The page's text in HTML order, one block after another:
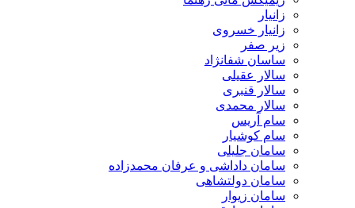
زانیار
زانیار خسروی
زیر صفر
ساسان شفانژاد
سالار عقیلی
سالار قنبری
سالار محمدی
سام آریس
سام کوشیار
سامان جلیلی
سامان داداشی و عرفان محمدزاده
سامان دولتشاهی
سامان زیوار